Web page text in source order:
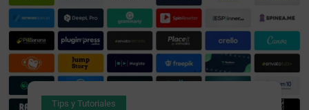
Tips y Tutoriales